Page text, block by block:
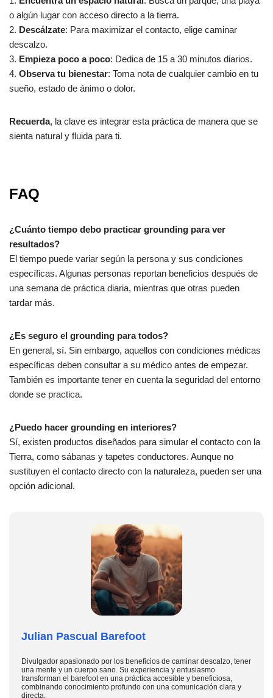
o algún lugar con acceso directo a la tierra.
2. Descálzate: Para maximizar el contacto, elige caminar
descalzo.
3. Empieza poco a poco: Dedica de 15 a 30 minutos diarios.
4. Observa tu bienestar: Toma nota de cualquier cambio en tu
sueño, estado de ánimo o dolor.
Recuerda, la clave es integrar esta práctica de manera que se
sienta natural y fluida para ti.
FAQ
¿Cuánto tiempo debo practicar grounding para ver
resultados?
El tiempo puede variar según la persona y sus condiciones
específicas. Algunas personas reportan beneficios después de
una semana de práctica diaria, mientras que otras pueden
tardar más.
¿Es seguro el grounding para todos?
En general, sí. Sin embargo, aquellos con condiciones médicas
específicas deben consultar a su médico antes de empezar.
También es importante tener en cuenta la seguridad del entorno
donde se practica.
¿Puedo hacer grounding en interiores?
Sí, existen productos diseñados para simular el contacto con la
Tierra, como sábanas y tapetes conductores. Aunque no
sustituyen el contacto directo con la naturaleza, pueden ser una
opción adicional.
Julian Pascual Barefoot
Divulgador apasionado por los beneficios de caminar descalzo, tener
una mente y un cuerpo sano. Su experiencia y entusiasmo
transforman el barefoot en una práctica accesible y beneficiosa,
combinando conocimiento profundo con una comunicación clara y
directa.